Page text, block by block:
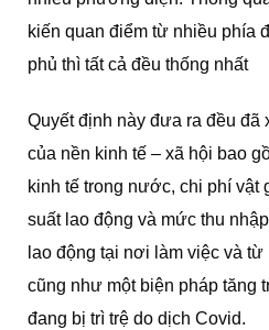
kiến quan điểm từ nhiều phía
phủ thì tất cả đều thống nhất
Quyết định này đưa ra đều đã
của nền kinh tế – xã hội bao
kinh tế trong nước, chi phí
suất lao động và mức thu
lao động tại nơi làm việc và
cũng như một biện pháp tăng
đang bị trì trệ do dịch Covid.